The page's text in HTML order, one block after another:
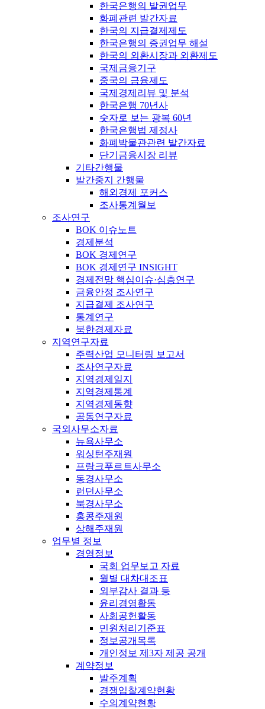
한국은행의 발권업무
화폐관련 발간자료
한국의 지급결제제도
한국은행의 증권업무 해설
한국의 외환시장과 외환제도
국제금융기구
중국의 금융제도
국제경제리뷰 및 분석
한국은행 70년사
숫자로 보는 광복 60년
한국은행법 제정사
화폐박물관관련 발간자료
단기금융시장 리뷰
기타간행물
발간중지 간행물
해외경제 포커스
조사통계월보
조사연구
BOK 이슈노트
경제분석
BOK 경제연구
BOK 경제연구 INSIGHT
경제전망 핵심이슈·심층연구
금융안정 조사연구
지급결제 조사연구
통계연구
북한경제자료
지역연구자료
주력산업 모니터링 보고서
조사연구자료
지역경제일지
지역경제통계
지역경제동향
공동연구자료
국외사무소자료
뉴욕사무소
워싱턴주재원
프랑크푸르트사무소
동경사무소
런던사무소
북경사무소
홍콩주재원
상해주재원
업무별 정보
경영정보
국회 업무보고 자료
월별 대차대조표
외부감사 결과 등
윤리경영활동
사회공헌활동
민원처리기준표
정보공개목록
개인정보 제3자 제공 공개
계약정보
발주계획
경쟁입찰계약현황
수의계약현황